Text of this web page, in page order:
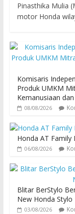
Pinasthika Mulia
motor Honda
Komisaris
Produk UMKM
Kemanusiaan
08/08/2026
Honda AT Family
06/08/2026
Blitar BerStylo
New Honda Stylo
03/08/2026